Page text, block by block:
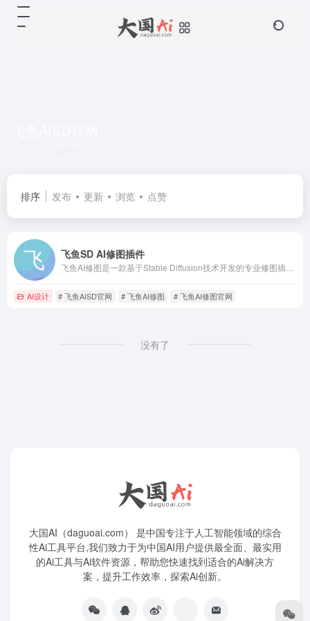
排序 发布 更新 浏览 点赞
飞鱼SD AI修图插件
AI设计 # 飞鱼AISD官网 # 飞鱼AI修图 # 飞鱼AI修图官网
没有了
大国AI（daguoai.com） 是中国专注于人工智能领域的综合
性Ai工具平台,我们致力于为中国AI用户提供最全面、最实用
的Ai工具与Ai软件资源，帮助您快速找到适合的Ai解决方
案，提升工作效率，探索Ai创新。